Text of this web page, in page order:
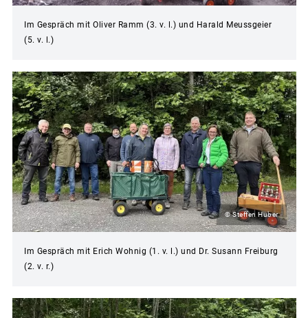
Im Gespräch mit Oliver Ramm (3. v. l.) und Harald Meussgeier
(5. v. l.)
© Steffen Huber
Im Gespräch mit Erich Wohnig (1. v. l.) und Dr. Susann Freiburg
(2. v. r.)